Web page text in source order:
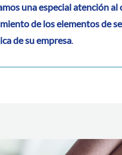
una especial atención al
de los elementos de
de su empresa.